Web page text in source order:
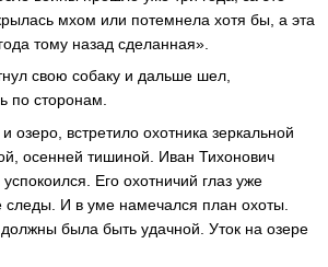
мхом или потемнела хотя бы, а эта
тому назад сделанная».
свою собаку и дальше шел,
по сторонам.
озеро, встретило охотника зеркальной
осенней тишиной. Иван Тихонович
Его охотничий глаз уже
следы. И в уме намечался план охоты.
была быть удачной. Уток на озере